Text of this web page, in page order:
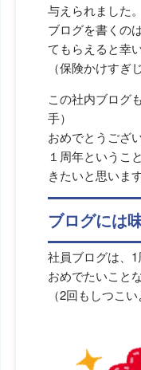
与えられました。
ブログを書くの
てもらえると幸
（保険かけすぎ
この社内ブログ
手）
おめでとうござ
１周年というこ
きたいと思います
ブログには
社員ブログは、1
おめでたいこと
（2回もしつこ